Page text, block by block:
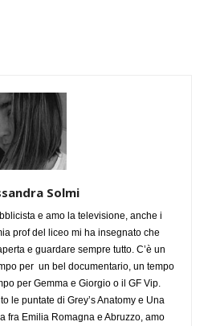
Solmi
e amo la televisione, anche i
prof del liceo mi ha insegnato che
e guardare sempre tutto. C’è un
per un bel documentario, un tempo
per Gemma e Giorgio o il GF Vip.
le puntate di Grey’s Anatomy e Una
fra Emilia Romagna e Abruzzo, amo